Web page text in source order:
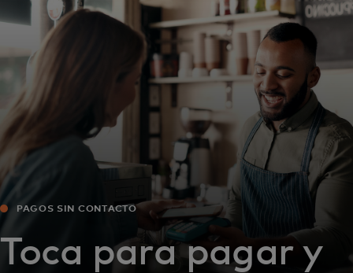
Para innovadores
Noticias y tendencias
PAGOS SIN CONTACTO
Toca para pagar y